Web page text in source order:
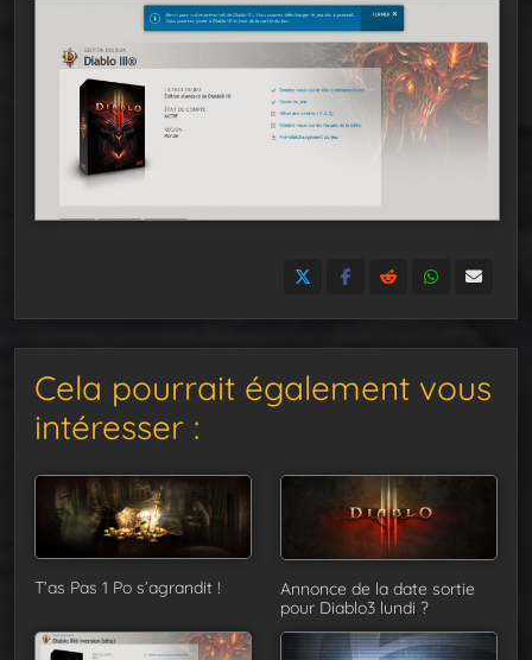
Cela pourrait également vous
intéresser :
T’as Pas 1 Po s’agrandit !
Annonce de la date sortie
pour Diablo3 lundi ?